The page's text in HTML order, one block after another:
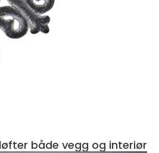
både vegg og interiør